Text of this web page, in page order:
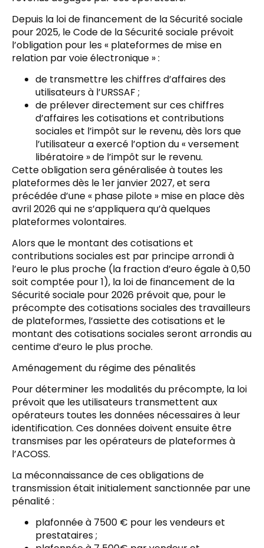
Depuis la loi de financement de la Sécurité sociale
pour 2025, le Code de la Sécurité sociale prévoit
l’obligation pour les « plateformes de mise en
relation par voie électronique » :
de transmettre les chiffres d’affaires des
utilisateurs à l’URSSAF ;
de prélever directement sur ces chiffres
d’affaires les cotisations et contributions
sociales et l’impôt sur le revenu, dès lors que
l’utilisateur a exercé l’option du « versement
libératoire » de l’impôt sur le revenu.
Cette obligation sera généralisée à toutes les
plateformes dès le 1er janvier 2027, et sera
précédée d’une « phase pilote » mise en place dès
avril 2026 qui ne s’appliquera qu’à quelques
plateformes volontaires.
Alors que le montant des cotisations et
contributions sociales est par principe arrondi à
l’euro le plus proche (la fraction d’euro égale à 0,50
soit comptée pour 1), la loi de financement de la
Sécurité sociale pour 2026 prévoit que, pour le
précompte des cotisations sociales des travailleurs
de plateformes, l’assiette des cotisations et le
montant des cotisations sociales seront arrondis au
centime d’euro le plus proche.
Aménagement du régime des pénalités
Pour déterminer les modalités du précompte, la loi
prévoit que les utilisateurs transmettent aux
opérateurs toutes les données nécessaires à leur
identification. Ces données doivent ensuite être
transmises par les opérateurs de plateformes à
l’ACOSS.
La méconnaissance de ces obligations de
transmission était initialement sanctionnée par une
pénalité :
plafonnée à 7500 € pour les vendeurs et
prestataires ;